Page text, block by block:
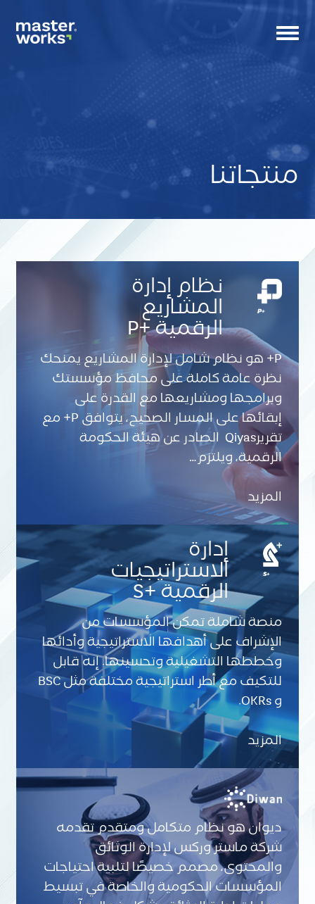
Toggle
navigation
منتجاتنا
small-
نظام إدارة
المشاريع
الرقمية +P
P+ هو نظام شامل لإدارة المشاريع يمنحك
نظرة عامة كاملة على محافظ مؤسستك
وبرامجها ومشاريعها مع القدرة على
إبقائها على المسار الصحيح، يتوافق P+ مع
تقريرQiyas الصادر عن هيئة الحكومة
الرقمية، ويلتزم…
المزيد
إدارة
الاستراتيجيات
الرقمية +S
منصة شاملة تمكن المؤسسات من
الإشراف على أهدافها الاستراتيجية وأدائها
وخططها التشغيلية وتحسينها. إنه قابل
للتكيف مع أطر استراتيجية مختلفة مثل BSC
و OKRs.
المزيد
ديوان هو نظام متكامل ومتقدم تقدمه
شركة ماستر وركس لإدارة الوثائق
والمحتوى، مصمم خصيصًا لتلبية احتياجات
المؤسسات الحكومية والخاصة في تبسيط